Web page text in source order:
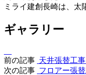
ミライ建創長崎は、太
ギャラリー
前の記事 天井張替工
次の記事 フロアー張